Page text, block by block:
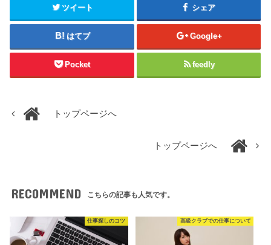
ツイート シェア
はてブ Google+
Pocket feedly
トップページへ
トップページへ
RECOMMEND こちらの記事も人気です。
仕事探しのコツ 高級クラブでの仕事について